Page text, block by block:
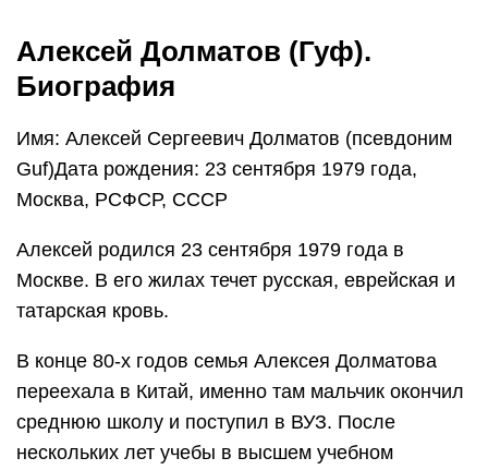
Алексей Долматов (Гуф).
Биография
Имя: Алексей Сергеевич Долматов (псевдоним
Guf)Дата рождения: 23 сентября 1979 года,
Москва, РСФСР, СССР
Алексей родился 23 сентября 1979 года в
Москве. В его жилах течет русская, еврейская и
татарская кровь.
В конце 80-х годов семья Алексея Долматова
переехала в Китай, именно там мальчик окончил
среднюю школу и поступил в ВУЗ. После
нескольких лет учебы в высшем учебном